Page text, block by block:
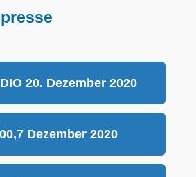
20. Dezember 2020
Dezember 2020